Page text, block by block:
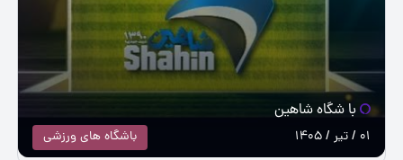
با شگاه شاهین
باشگاه های ورزشی 01 / تیر / 1405